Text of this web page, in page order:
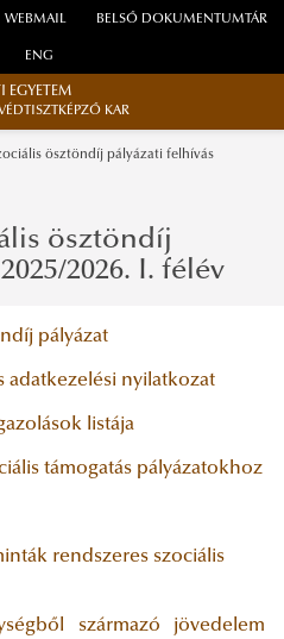
WEBMAIL BELSŐ DOKUMENTUMTÁR
ENG
EGYETEM
KAR
ösztöndíj pályázati felhívás
ösztöndíj
2026. I. félév
pályázat
adatkezelési nyilatkozat
listája
támogatás pályázatokhoz
rendszeres szociális
származó jövedelem